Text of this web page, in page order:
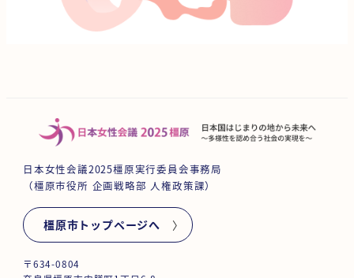
日本女性会議2025橿原実行委員会事務局
（橿原市役所 企画戦略部 人権政策課）
橿原市トップページへ
〒634-0804